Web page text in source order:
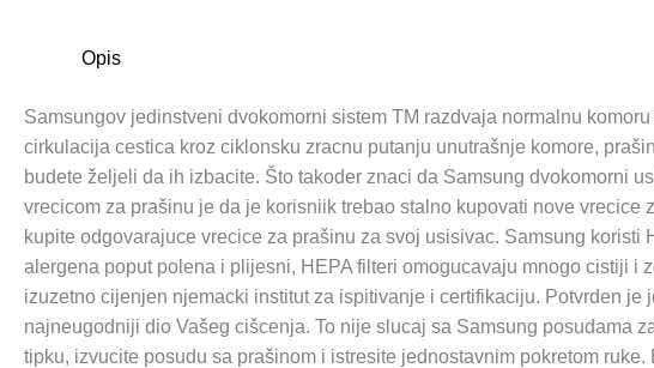
Opis
Samsungov jedinstveni dvokomorni sistem TM razdvaja normalnu
cirkulacija cestica kroz ciklonsku zracnu putanju unutrašnje komore,
budete željeli da ih izbacite. Što takoder znaci da Samsung dvokomorni
vrecicom za prašinu je da je korisniik trebao stalno kupovati nove
kupite odgovarajuce vrecice za prašinu za svoj usisivac. Samsung
alergena poput polena i plijesni, HEPA filteri omogucavaju mnogo cistiji i
izuzetno cijenjen njemacki institut za ispitivanje i certifikaciju. Potvrden
najneugodniji dio Vašeg cišcenja. To nije slucaj sa Samsung posudama
tipku, izvucite posudu sa prašinom i istresite jednostavnim pokretom